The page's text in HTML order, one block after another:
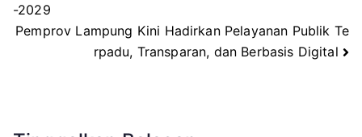
pos
-2029
Pemprov Lampung Kini Hadirkan Pelayanan Publik Te
rpadu, Transparan, dan Berbasis Digital